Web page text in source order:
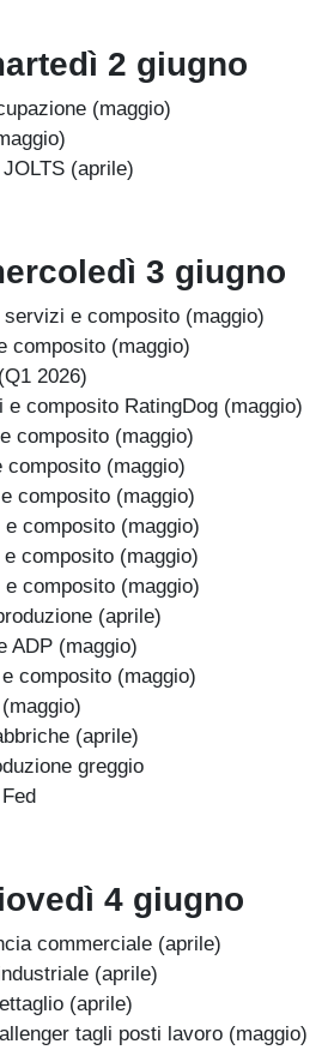
2 giugno
(maggio)
(aprile)
3 giugno
e composito (maggio)
composito (maggio)
2026)
composito RatingDog (maggio)
composito (maggio)
(maggio)
composito (maggio)
composito (maggio)
composito (maggio)
composito (maggio)
(aprile)
ADP (maggio)
composito (maggio)
(aprile)
greggio
4 giugno
commerciale (aprile)
(aprile)
(aprile)
tagli posti lavoro (maggio)